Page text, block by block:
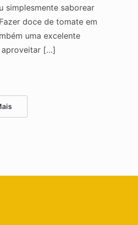
simplesmente saborear
doce de tomate em
uma excelente
[…]